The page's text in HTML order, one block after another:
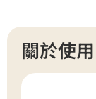
關於使用